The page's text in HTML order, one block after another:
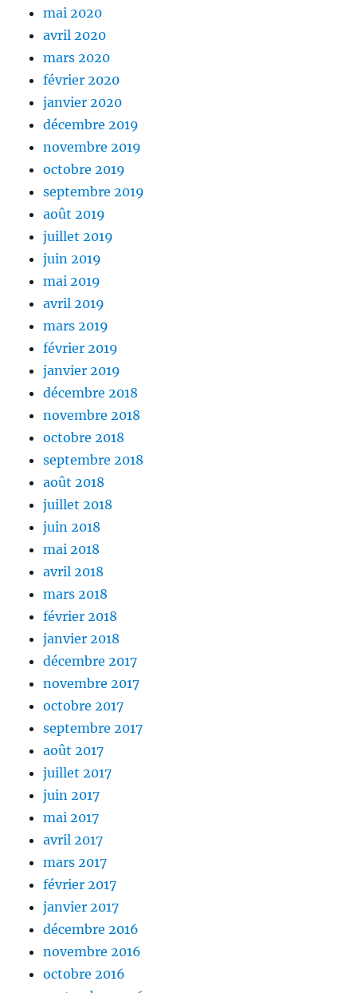
mai 2020
avril 2020
mars 2020
février 2020
janvier 2020
décembre 2019
novembre 2019
octobre 2019
septembre 2019
août 2019
juillet 2019
juin 2019
mai 2019
avril 2019
mars 2019
février 2019
janvier 2019
décembre 2018
novembre 2018
octobre 2018
septembre 2018
août 2018
juillet 2018
juin 2018
mai 2018
avril 2018
mars 2018
février 2018
janvier 2018
décembre 2017
novembre 2017
octobre 2017
septembre 2017
août 2017
juillet 2017
juin 2017
mai 2017
avril 2017
mars 2017
février 2017
janvier 2017
décembre 2016
novembre 2016
octobre 2016